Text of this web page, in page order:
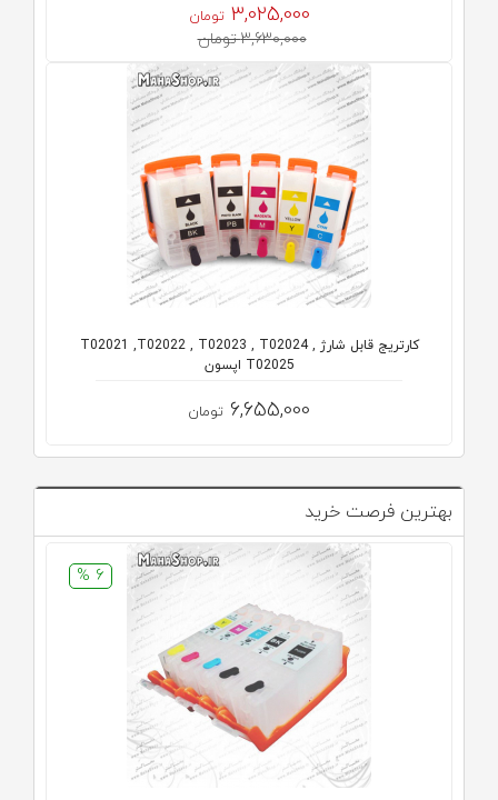
3,025,000 تومان
3,630,000 تومان
کارتریج قابل شارژ T02021 ,T02022 , T02023 , T02024 ,
T02025 اپسون
6,655,000 تومان
بهترین فرصت خرید
6 %